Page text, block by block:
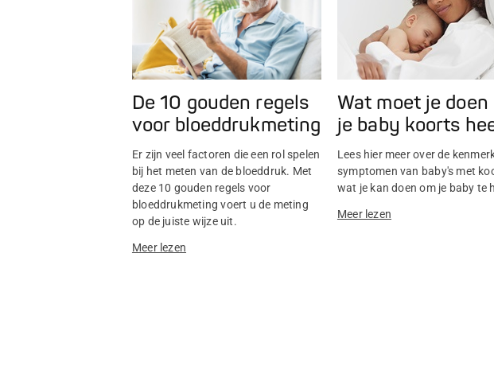
De 10 gouden regels
voor bloeddrukmeting
Er zijn veel factoren die een rol spelen
bij het meten van de bloeddruk. Met
deze 10 gouden regels voor
bloeddrukmeting voert u de meting
op de juiste wijze uit.
Meer lezen
Wat moet je doen
je baby koorts
Lees hier meer over de
symptomen van baby's met
wat je kan doen om je baby te
Meer lezen